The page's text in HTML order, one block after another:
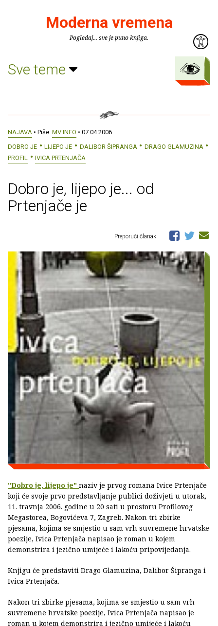
Moderna vremena
Pogledaj... sve je puno knjiga.
Sve teme
NAJAVA • Piše: MV INFO • 07.04.2006.
DOBRO JE
LIJEPO JE DALIBOR ŠIPRANGA
DRAGO GLAMUZINA
PROFIL
IVICA PRTENJAČA
Dobro je, lijepo je... od
Prtenjače je
Preporuči članak
"Dobro je, lijepo je" naziv je prvog romana Ivice Prtenjače
koji će svoje prvo predstavljanje publici doživjeti u utorak,
11. travnja 2006. godine u 20 sati u prostoru Profilovog
Megastorea, Bogovićeva 7, Zagreb. Nakon tri zbirke
pjesama, kojima se smjestio u sam vrh suvremene hrvatske
poezije, Ivica Prtenjača napisao je roman u kojem
demonstrira i jezično umijeće i lakoću pripovijedanja.
Knjigu će predstaviti Drago Glamuzina, Dalibor Šipranga i
Ivica Prtenjača.
Nakon tri zbirke pjesama, kojima se smjestio u sam vrh
suvremene hrvatske poezije, Ivica Prtenjača napisao je
roman u kojem demonstrira i jezično umijeće i lakoću